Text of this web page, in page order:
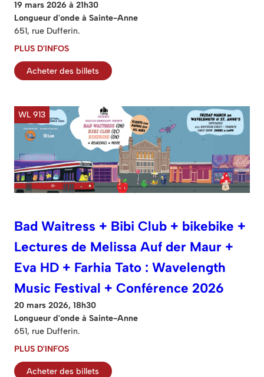
19 mars 2026 à 21h30
Longueur d'onde à Sainte-Anne
651, rue Dufferin.
PLUS D'INFOS
Acheter des billets
WL 913
Bad Waitress + Bibi Club + bikebike +
Lectures de Melissa Auf der Maur +
Eva HD + Farhia Tato : Wavelength
Music Festival + Conférence 2026
20 mars 2026, 18h30
Longueur d'onde à Sainte-Anne
651, rue Dufferin.
PLUS D'INFOS
Acheter des billets